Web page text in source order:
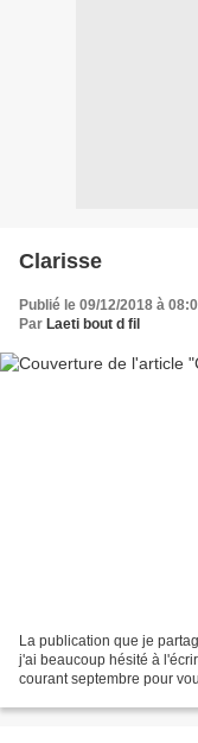
Clarisse
Publié le 09/12/2018 à
Par Laeti bout d fil
La publication que je
j'ai beaucoup hésité à
courant septembre pour